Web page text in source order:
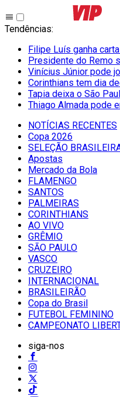
Tendências:
Filipe Luís ganha
Presidente do Remo
Vinícius Júnior pode
Corinthians tem dia
Tapia deixa o São
Thiago Almada pode
NOTÍCIAS RECENTES
Copa 2026
SELEÇÃO
Apostas
Mercado da Bola
FLAMENGO
SANTOS
PALMEIRAS
CORINTHIANS
AO VIVO
GRÊMIO
SĀO PAULO
VASCO
CRUZEIRO
INTERNACIONAL
BRASILEIRÃO
Copa do Brasil
FUTEBOL FEMININO
CAMPEONATO
siga-nos